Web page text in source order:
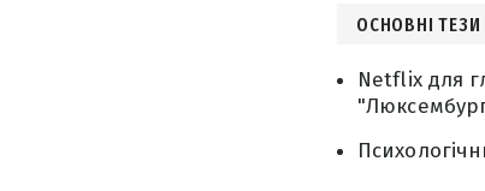
ОСНОВНІ ТЕЗИ
Netflix для